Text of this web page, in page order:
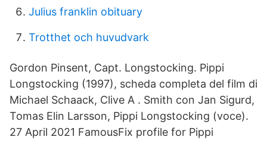
Julius franklin obituary
Trotthet och huvudvark
Gordon Pinsent, Capt. Longstocking. Pippi
Longstocking (1997), scheda completa del film di
Michael Schaack, Clive A . Smith con Jan Sigurd,
Tomas Elin Larsson, Pippi Longstocking (voce).
27 April 2021 FamousFix profile for Pippi